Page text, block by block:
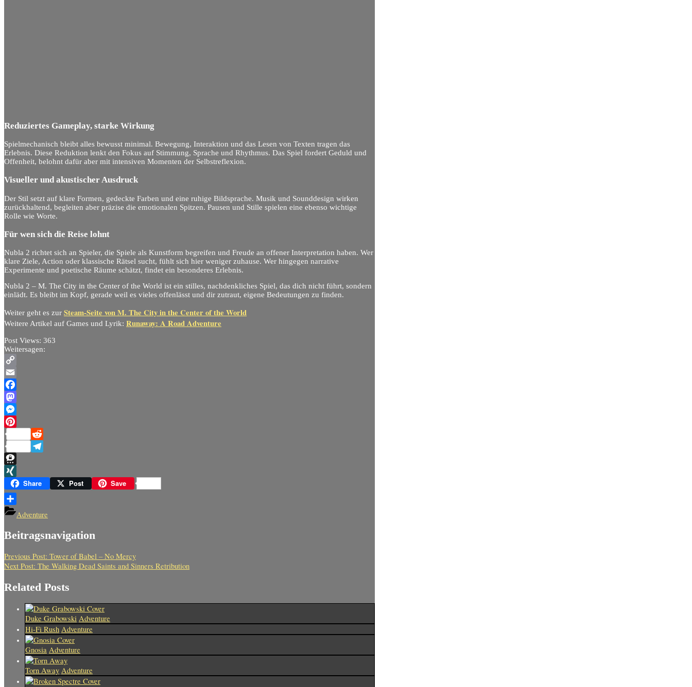
Reduziertes Gameplay, starke Wirkung
Spielmechanisch bleibt alles bewusst minimal. Bewegung, Interaktion und das Lesen von Texten tragen das
Erlebnis. Diese Reduktion lenkt den Fokus auf Stimmung, Sprache und Rhythmus. Das Spiel fordert Geduld und
Offenheit, belohnt dafür aber mit intensiven Momenten der Selbstreflexion.
Visueller und akustischer Ausdruck
Der Stil setzt auf klare Formen, gedeckte Farben und eine ruhige Bildsprache. Musik und Sounddesign wirken
zurückhaltend, begleiten aber präzise die emotionalen Spitzen. Pausen und Stille spielen eine ebenso wichtige
Rolle wie Worte.
Für wen sich die Reise lohnt
Nubla 2 richtet sich an Spieler, die Spiele als Kunstform begreifen und Freude an offener Interpretation haben. Wer
klare Ziele, Action oder klassische Rätsel sucht, fühlt sich hier weniger zuhause. Wer hingegen narrative
Experimente und poetische Räume schätzt, findet ein besonderes Erlebnis.
Nubla 2 – M. The City in the Center of the World ist ein stilles, nachdenkliches Spiel, das dich nicht führt, sondern
einlädt. Es bleibt im Kopf, gerade weil es vieles offenlässt und dir zutraut, eigene Bedeutungen zu finden.
Weiter geht es zur Steam-Seite von M. The City in the Center of the World
Weitere Artikel auf Games und Lyrik: Runaway: A Road Adventure
Post Views: 363
Weitersagen:
Copy
Link
Email
Facebook
Mastodon
Messenger
Pinterest
Reddit
Telegram
Threema
XINGShare Post Save
TeilenAdventure
Beitragsnavigation
Previous Post: Tower of Babel – No Mercy
Next Post: The Walking Dead Saints and Sinners Retribution
Related Posts
Duke Grabowski Adventure
Hi-Fi Rush Adventure
Gnosia Adventure
Torn Away Adventure